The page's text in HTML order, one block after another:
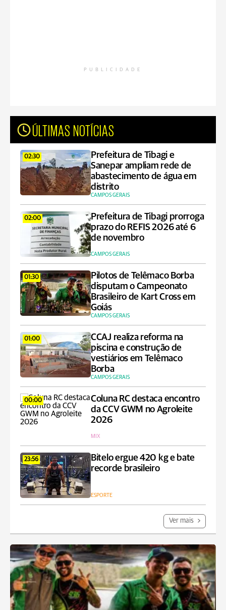
PUBLICIDADE
ÚLTIMAS NOTÍCIAS
02:30
Prefeitura de Tibagi e
Sanepar ampliam rede de
abastecimento de água em
distrito
CAMPOS GERAIS
02:00
Prefeitura de Tibagi prorroga
prazo do REFIS 2026 até 6
de novembro
CAMPOS GERAIS
01:30
Pilotos de Telêmaco Borba
disputam o Campeonato
Brasileiro de Kart Cross em
Goiás
CAMPOS GERAIS
01:00
CCAJ realiza reforma na
piscina e construção de
vestiários em Telêmaco
Borba
CAMPOS GERAIS
00:00
Coluna RC destaca encontro
da CCV GWM no Agroleite
2026
MIX
23:56
Bitelo ergue 420 kg e bate
recorde brasileiro
ESPORTE
Ver mais